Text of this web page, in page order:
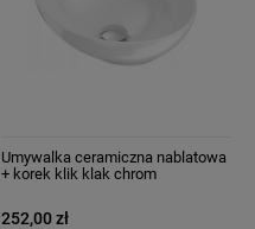
Umywalka ceramiczna nablatowa
+ korek klik klak chrom
252,00 zł